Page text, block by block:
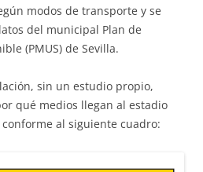
modos de transporte y se
del municipal Plan de
(PMUS) de Sevilla.
sin un estudio propio,
qué medios llegan al estadio
al siguiente cuadro: